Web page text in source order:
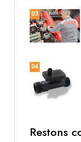
03
04
Restons